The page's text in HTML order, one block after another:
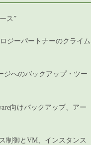
ス”
ジーパートナーのクライム
ジへのバックアップ・ツー
向けバックアップ、アー
制御とVM、インスタンス